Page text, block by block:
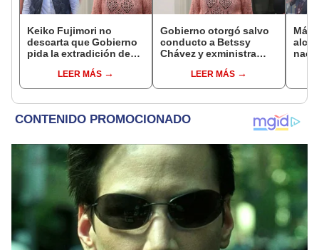
Keiko Fujimori no
descarta que Gobierno
pida la extradición de
dentro de nuestras
facultades"
LEER MÁS
Gobierno otorgó salvo
conducto a Betssy
Chávez y exministra
madrugadaLEER MÁS
Más